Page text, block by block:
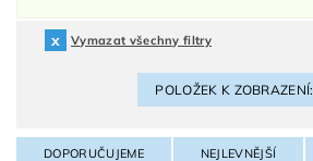
Vymazat všechny filtry
POLOŽEK K ZOBRAZENÍ:
DOPORUČUJEME NEJLEVNĚJŠÍ